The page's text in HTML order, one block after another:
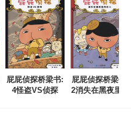
屁屁侦探桥梁书:
4怪盗VS侦探
屁屁侦探桥梁书:
2消失在黑夜里的